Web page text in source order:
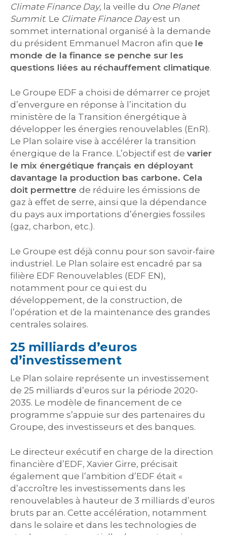
Climate Finance Day, la veille du One Planet
Summit. Le Climate Finance Dayest un
sommet international organisé à la demande
du président Emmanuel Macron afin que le
monde de la finance se penche sur les
questions liées au réchauffement climatique.
Le Groupe EDF a choisi de démarrer ce projet
d’envergure en réponse à l’incitation du
ministère de la Transition énergétique à
développer les énergies renouvelables (EnR).
Le Plan solaire vise à accélérer la transition
énergique de la France. L’objectif est de varier
le mix énergétique français en déployant
davantage la production bas carbone. Cela
doit permettre de réduire les émissions de
gaz à effet de serre, ainsi que la dépendance
du pays aux importations d’énergies fossiles
(gaz, charbon, etc.).
Le Groupe est déjà connu pour son savoir-faire
industriel. Le Plan solaire est encadré par sa
filière EDF Renouvelables (EDF EN),
notamment pour ce qui est du
développement, de la construction, de
l’opération et de la maintenance des grandes
centrales solaires.
25 milliards d’euros
d’investissement
Le Plan solaire représente un investissement
de 25 milliards d’euros sur la période 2020-
2035. Le modèle de financement de ce
programme s’appuie sur des partenaires du
Groupe, des investisseurs et des banques.
Le directeur exécutif en charge de la direction
financière d’EDF, Xavier Girre, précisait
également que l’ambition d’EDF était «
d’accroître les investissements dans les
renouvelables à hauteur de 3 milliards d’euros
bruts par an. Cette accélération, notamment
dans le solaire et dans les technologies de